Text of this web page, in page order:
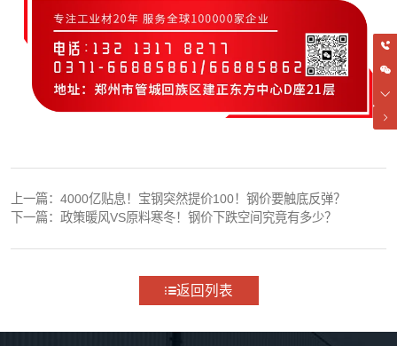
上一篇： 4000亿贴息！宝钢突然提价100！钢价要触底反弹？
下一篇： 政策暖风VS原料寒冬！钢价下跌空间究竟有多少？
返回列表